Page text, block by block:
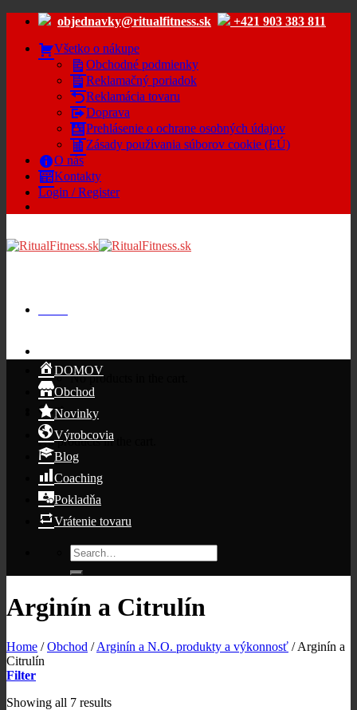
Skip
content
objednavky@ritualfitness.sk
+421 903 383 811
Všetko o nákupe
Obchodné podmienky
Reklamačný poriadok
Reklamácia tovaru
Doprava
Prehlásenie o ochrane osobných údajov
Zásady používania súborov cookie (EÚ)
O nás
Kontakty
Login / Register
No products in the cart.
Cart
No products in the cart.
DOMOV
Obchod
Novinky
Výrobcovia
Blog
Coaching
Pokladňa
Vrátenie tovaru
Search
for:
Arginín a Citrulín
Home / Obchod / Arginín a N.O. produkty a výkonnosť /Arginín a
Citrulín
Filter
Showing all 7 results